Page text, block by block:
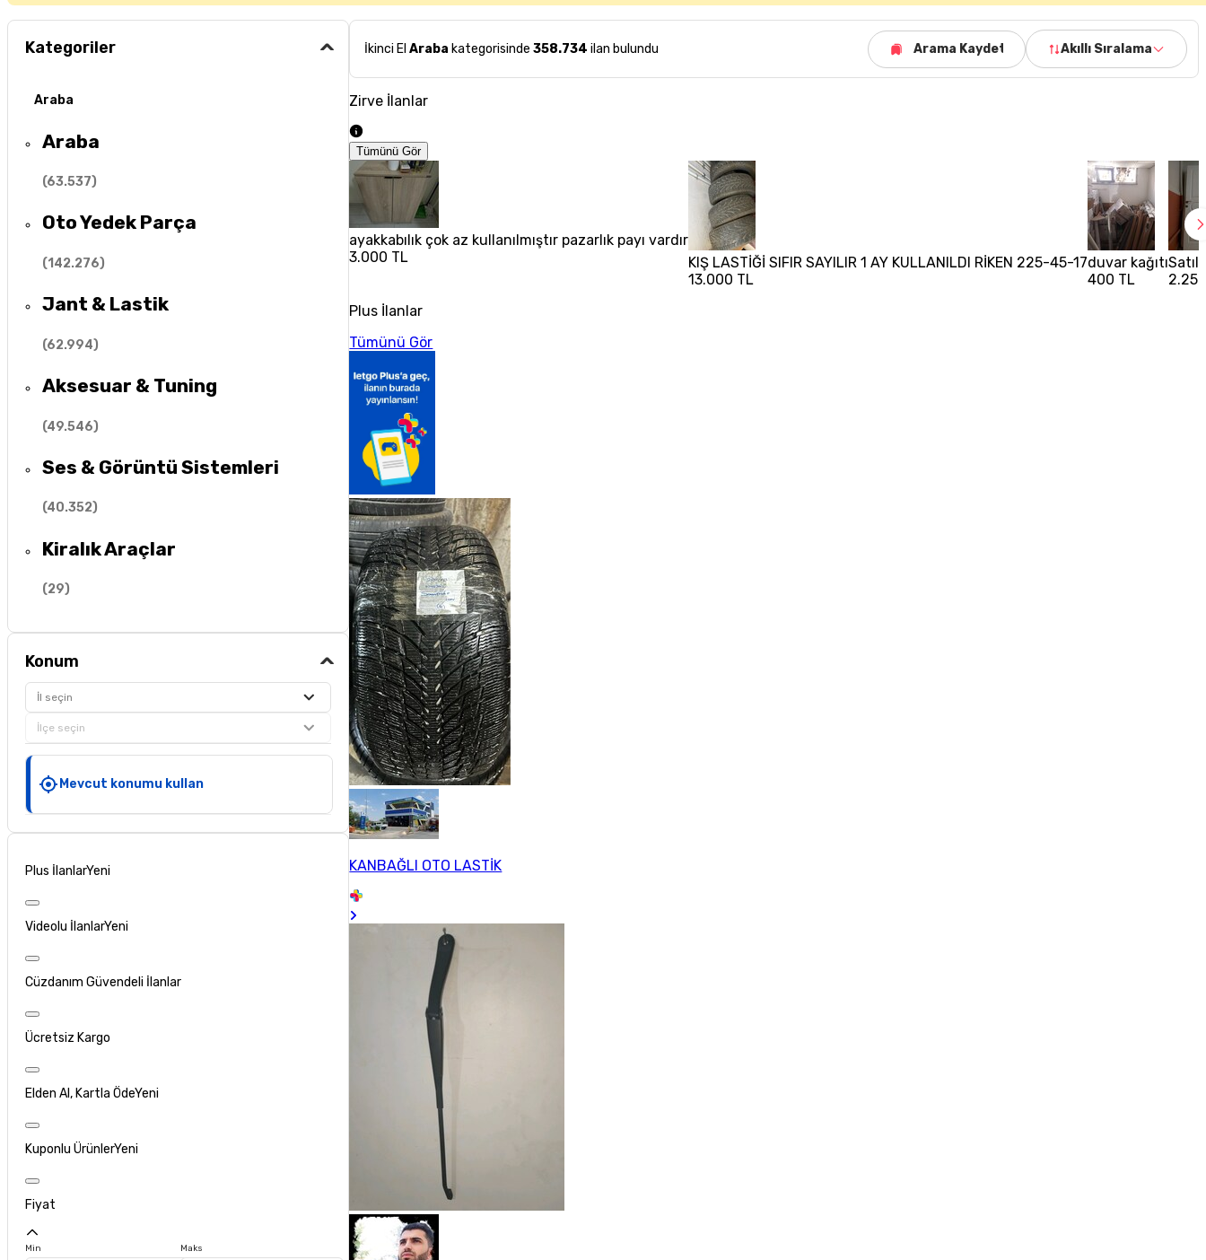
Kategoriler
Araba
Araba
(63.537)
Oto Yedek Parça
(142.276)
Jant & Lastik
(62.994)
Aksesuar & Tuning
(49.546)
Ses & Görüntü Sistemleri
(40.352)
Kiralık Araçlar
(29)
Konum
İl seçin
İlçe seçin
Mevcut konumu kullan
Plus İlanlarYeni
Videolu İlanlarYeni
Cüzdanım Güvendeli İlanlar
Ücretsiz Kargo
Elden Al, Kartla ÖdeYeni
Kuponlu ÜrünlerYeni
Fiyat
Min Maks
İkinci ElAraba kategorisinde 358.734 ilan bulundu Arama Kaydet Akıllı Sıralama
Zirve İlanlar
Tümünü Gör
ayakkabılık çok az kullanılmıştır pazarlık payı vardır
3.000 TL
KIŞ LASTİĞİ SIFIR SAYILIR 1 AY KULLANILDI RİKEN 225-45-17
13.000 TL
duvar kağıtı
400 TL
Plus İlanlar
Tümünü Gör
KANBAĞLI OTO LASTİK